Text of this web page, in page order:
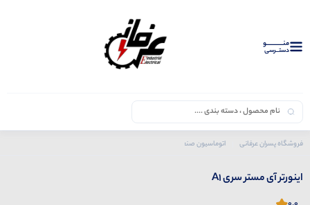
منــــــــــــو
دستــرسی
فروشگاه پسران عرفانی اتوماسیون صنعتی
اینورتر آی مستر سری A1